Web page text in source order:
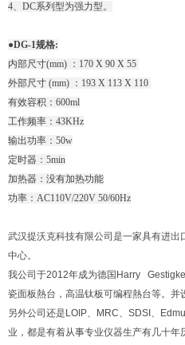
4、DC系列型为强力型。
●DG-1规格:
内部尺寸(mm) ：170 X 90 X 55
外部尺寸 (mm) ：193 X 113 X 110
有效容积：600ml
工作频率：43KHz
输出功率：50w
定时器：5min
加热器：没有加热功能
功率：AC110V/220V 50/60Hz
武汉提沃克科技有限公司是一家具有进
中心。
我公司于2012年成为德国Harry
瓷面板熱台，高温钛板可编程熱台等。
另外公司还是LOIP、MRC、SDSI、
业，都是有着从事专业仪器生产有几十